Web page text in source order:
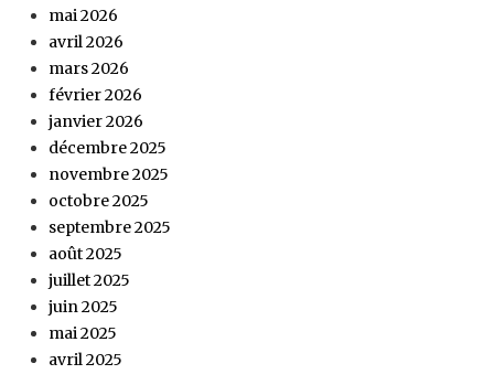
mai 2026
avril 2026
mars 2026
février 2026
janvier 2026
décembre 2025
novembre 2025
octobre 2025
septembre 2025
août 2025
juillet 2025
juin 2025
mai 2025
avril 2025